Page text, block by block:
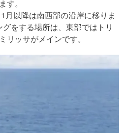
す。
月以降は南西部の沿岸に移りま
をする場所は、東部ではトリ
リッサがメインです。